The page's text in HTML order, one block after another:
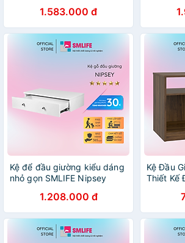
1.583.000 đ
Kệ để đầu giường kiểu dáng
nhỏ gọn SMLIFE Nipsey
1.208.000 đ
Kệ Đầu
Thiết Kế